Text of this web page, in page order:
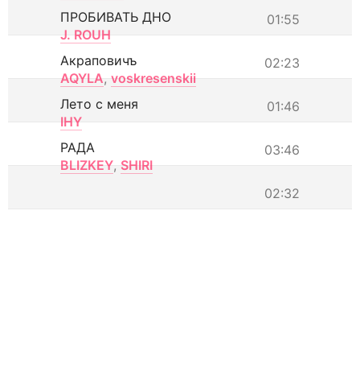
01:55
ПРОБИВАТЬ ДНО
J. ROUH
02:23
Акраповичъ
AQYLA, voskresenskii
01:46
Лето с меня
IHY
03:46
РАДА
BLIZKEY, SHIRI
02:32